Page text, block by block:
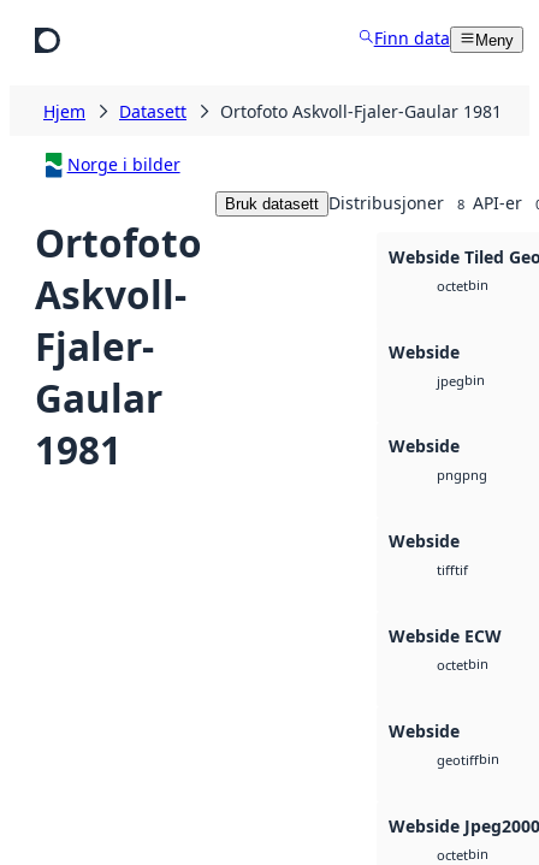
Finn data Meny
Hjem Datasett Ortofoto Askvoll-Fjaler-Gaular 1981
Norge i bilder
Ortofoto
Askvoll-
Fjaler-
Gaular
1981
Bruk datasett Distribusjoner 8 API-er
Webside Tiled
octetbin
Webside
jpegbin
Webside
pngpng
Webside
tifftif
Webside ECW
octetbin
Webside
geotiffbin
Webside Jpeg2000
octetbin